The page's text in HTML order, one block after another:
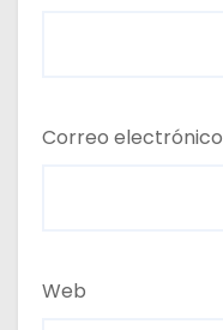
Correo electrónico
Web